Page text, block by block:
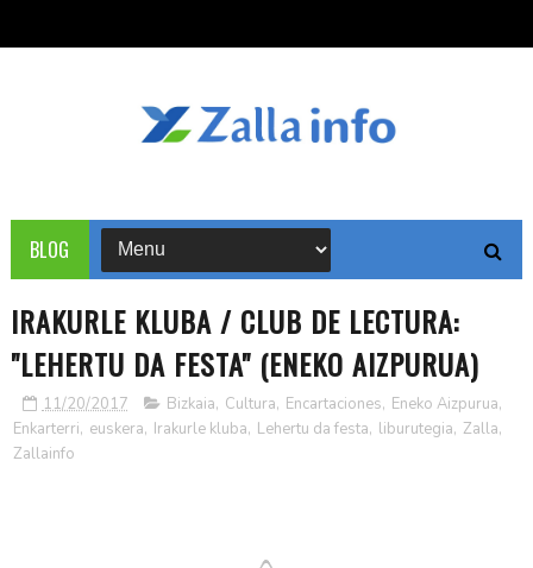
BLOG
IRAKURLE KLUBA / CLUB DE LECTURA:
"LEHERTU DA FESTA" (ENEKO AIZPURUA)
11/20/2017 Bizkaia, Cultura, Encartaciones, Eneko Aizpurua,
Enkarterri, euskera, Irakurle kluba, Lehertu da festa, liburutegia, Zalla,
Zallainfo